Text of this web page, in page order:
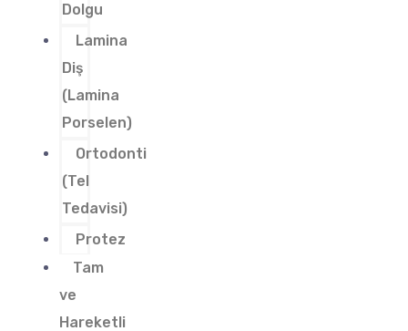
Dolgu
Lamina
Diş
(Lamina
Porselen)
Ortodonti
(Tel
Tedavisi)
Protez
Tam
ve
Hareketli